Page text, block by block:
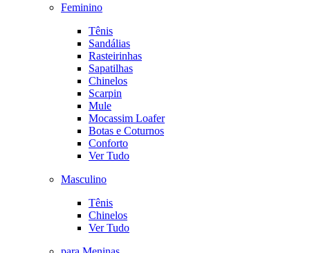
Feminino
Tênis
Sandálias
Rasteirinhas
Sapatilhas
Chinelos
Scarpin
Mule
Mocassim Loafer
Botas e Coturnos
Conforto
Ver Tudo
Masculino
Tênis
Chinelos
Ver Tudo